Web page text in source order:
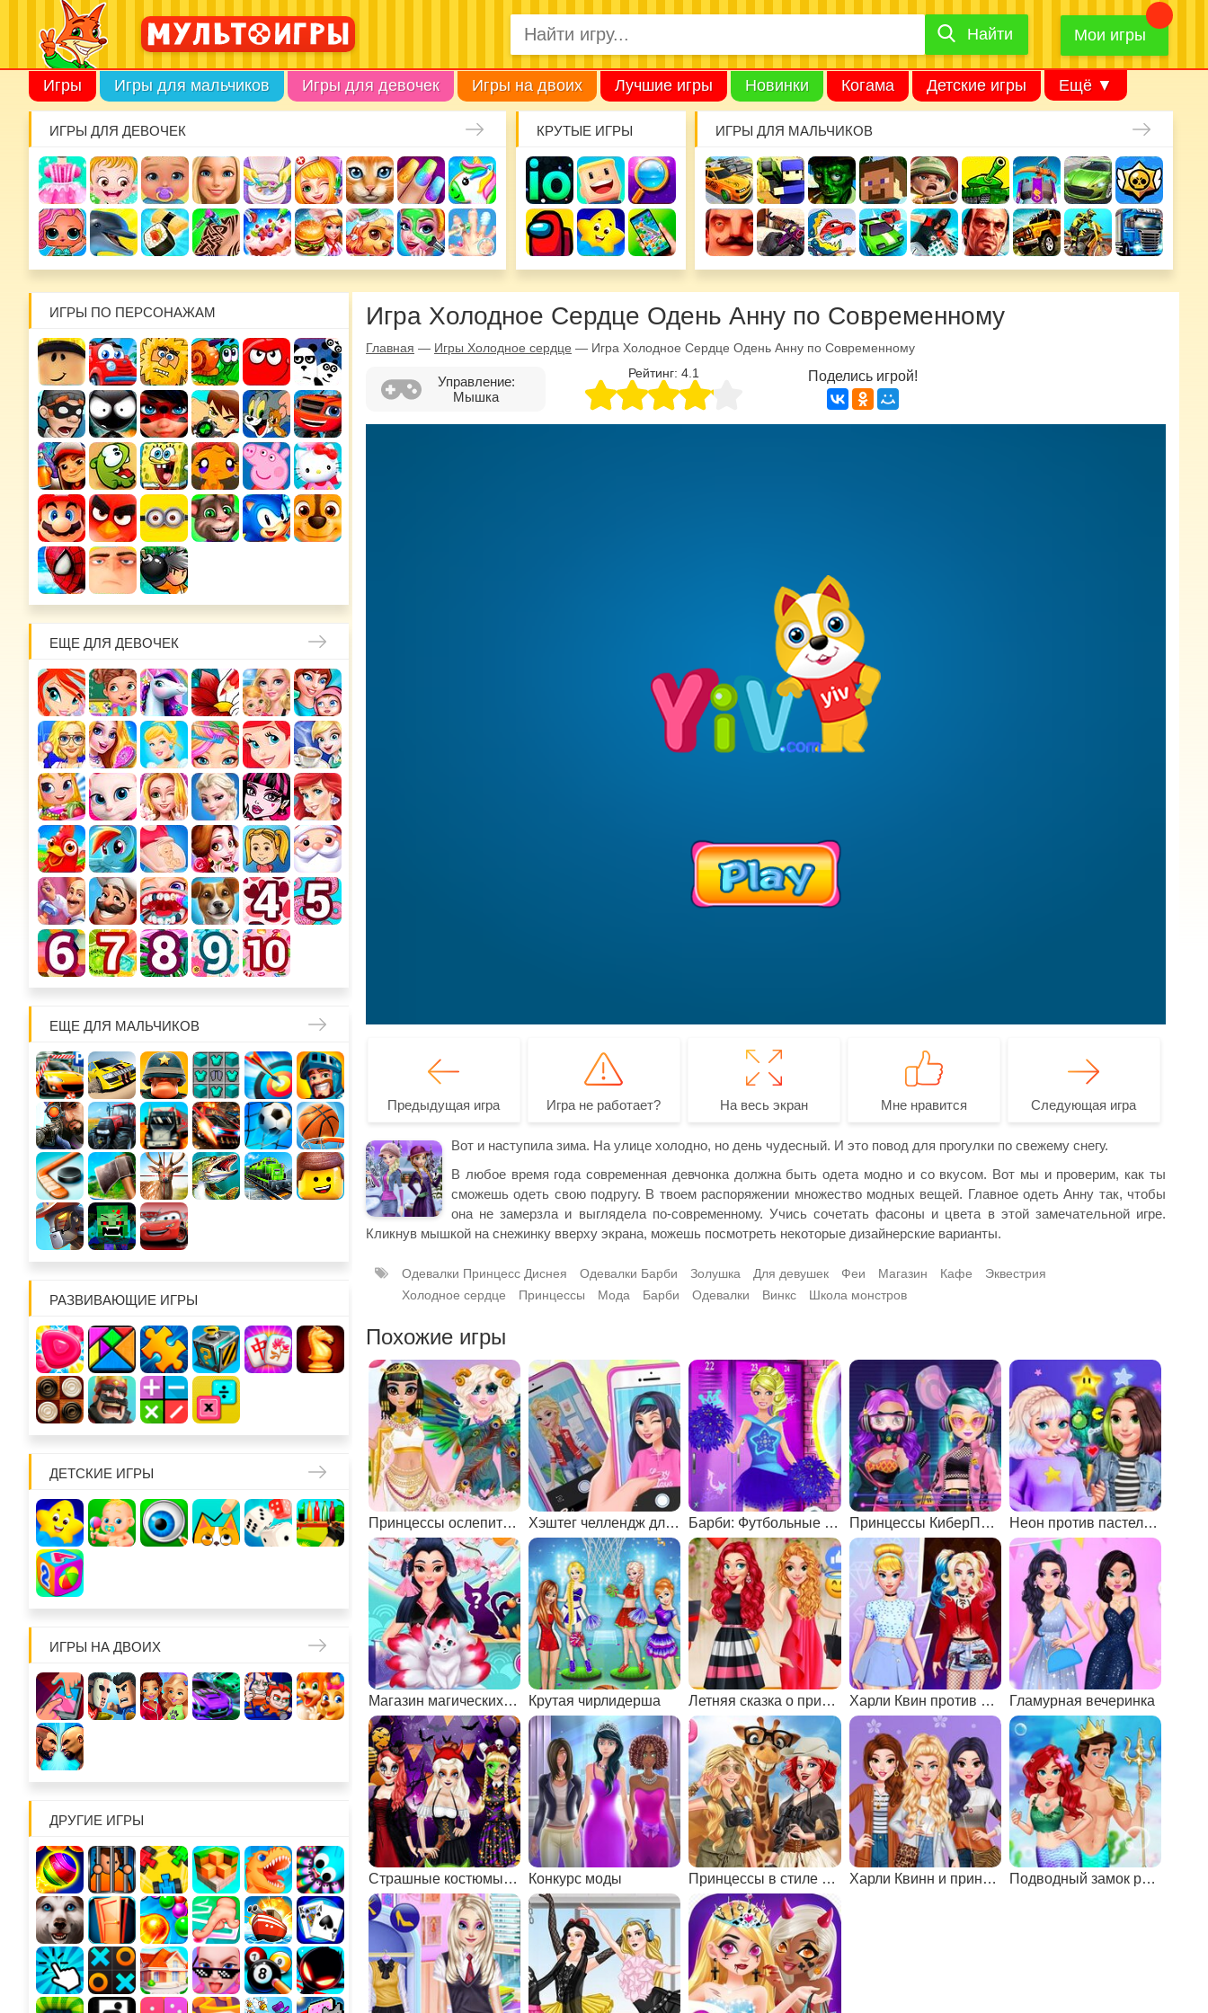
Найти
Найти Мои игры
Игры Игры для мальчиков Игры для девочек Игры на двоих Лучшие игры Новинки Когама Детские игры Ещё ▼
ИГРЫ ДЛЯ ДЕВОЧЕК КРУТЫЕ ИГРЫ ИГРЫ ДЛЯ МАЛЬЧИКОВ
ИГРЫ ПО ПЕРСОНАЖАМ
ЕЩЕ ДЛЯ ДЕВОЧЕК
ЕЩЕ ДЛЯ МАЛЬЧИКОВ
РАЗВИВАЮЩИЕ ИГРЫ
ДЕТСКИЕ ИГРЫ
ИГРЫ НА ДВОИХ
ДРУГИЕ ИГРЫ
Игра Холодное Сердце Одень Анну по Современному
Главная — Игры Холодное сердце — Игра Холодное Сердце Одень Анну по Современному
Управление:
Мышка
Рейтинг: 4.1 Поделись игрой!
Предыдущая игра Игра не работает? На весь экран Мне нравится Следующая игра
Вот и наступила зима. На улице холодно, но день чудесный. И это повод для прогулки по свежему снегу.
В любое время года современная девчонка должна быть одета модно и со вкусом. Вот мы и проверим, как ты
сможешь одеть свою подругу. В твоем распоряжении множество модных вещей. Главное одеть Анну так, чтобы
она не замерзла и выглядела по-современному. Учись сочетать фасоны и цвета в этой замечательной игре.
Кликнув мышкой на снежинку вверху экрана, можешь посмотреть некоторые дизайнерские варианты.
Одевалки Принцесс Диснея Одевалки Барби Золушка Для девушек Феи Магазин Кафе
Эквестрия
Холодное сердце
Принцессы Мода Барби Одевалки Винкс Школа монстров
Похожие игры
Принцессы ослепительные богини Хэштег челлендж для Эльзы Барби: Футбольные болельщицы Принцессы КиберПанк 220 Неон против пастель: декор елки
Магазин магических существ Крутая чирлидерша Летняя сказка о принцессе Харли Квин против Золушки: модная битва Гламурная вечеринка
Страшные костюмы Рапунцель и Ариэль Конкурс моды Принцессы в стиле сафари Харли Квинн и принцессы в салоне красоты Подводный замок русалочки